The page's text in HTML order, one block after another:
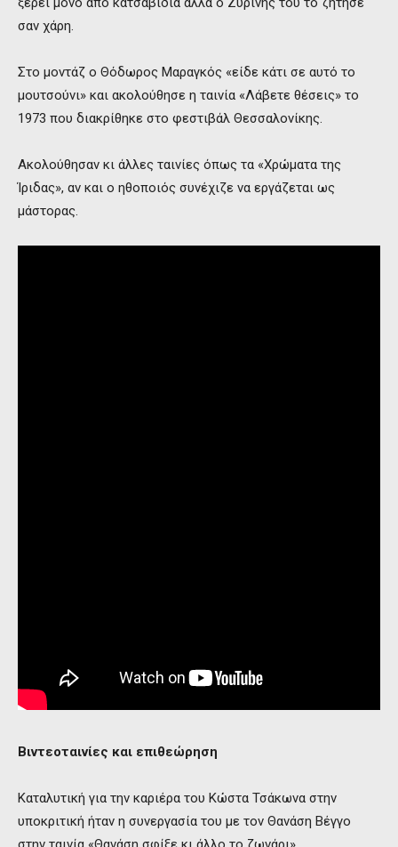
σαν χάρη.
Στο μοντάζ ο Θόδωρος Μαραγκός «είδε κάτι σε αυτό το
μουτσούνι» και ακολούθησε η ταινία «Λάβετε θέσεις» το
1973 που διακρίθηκε στο φεστιβάλ Θεσσαλονίκης.
Ακολούθησαν κι άλλες ταινίες όπως τα «Χρώματα της
Ίριδας», αν και ο ηθοποιός συνέχιζε να εργάζεται ως
μάστορας.
Βιντεοταινίες και επιθεώρηση
Καταλυτική για την καριέρα του Κώστα Τσάκωνα στην
υποκριτική ήταν η συνεργασία του με τον Θανάση Βέγγο